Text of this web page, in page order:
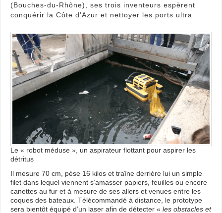
(Bouches-du-Rhône), ses trois inventeurs espèrent
conquérir la Côte d’Azur et nettoyer les ports ultra
Le « robot méduse », un aspirateur flottant pour aspirer les
détritus
Il mesure 70 cm, pèse 16 kilos et traîne derrière lui un simple
filet dans lequel viennent s’amasser papiers, feuilles ou encore
canettes au fur et à mesure de ses allers et venues entre les
coques des bateaux. Télécommandé à distance, le prototype
sera bientôt équipé d’un laser afin de détecter « les obstacles et